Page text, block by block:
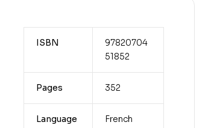
ISBN
97820704
51852
Pages 352
Language French